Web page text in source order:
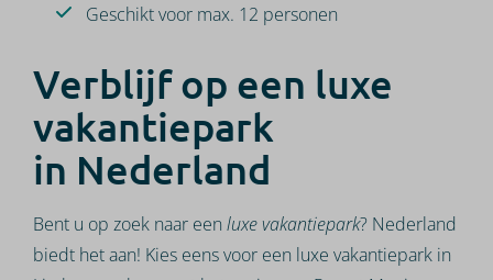
Geschikt voor max. 12 personen
Verblijf op een luxe
vakantiepark
in Nederland
Bent u op zoek naar eenluxevakantiepark? Nederland
biedt het aan! Kies eens voor een luxe vakantiepark in